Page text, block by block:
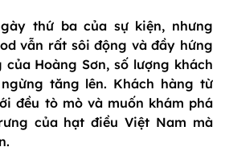
thứ ba của sự kiện, nhưng
vẫn rất sôi động và đầy hứng
Hoàng Sơn, số lượng khách
tăng lên. Khách hàng từ
đều tò mò và muốn khám phá
của hạt điều Việt Nam mà